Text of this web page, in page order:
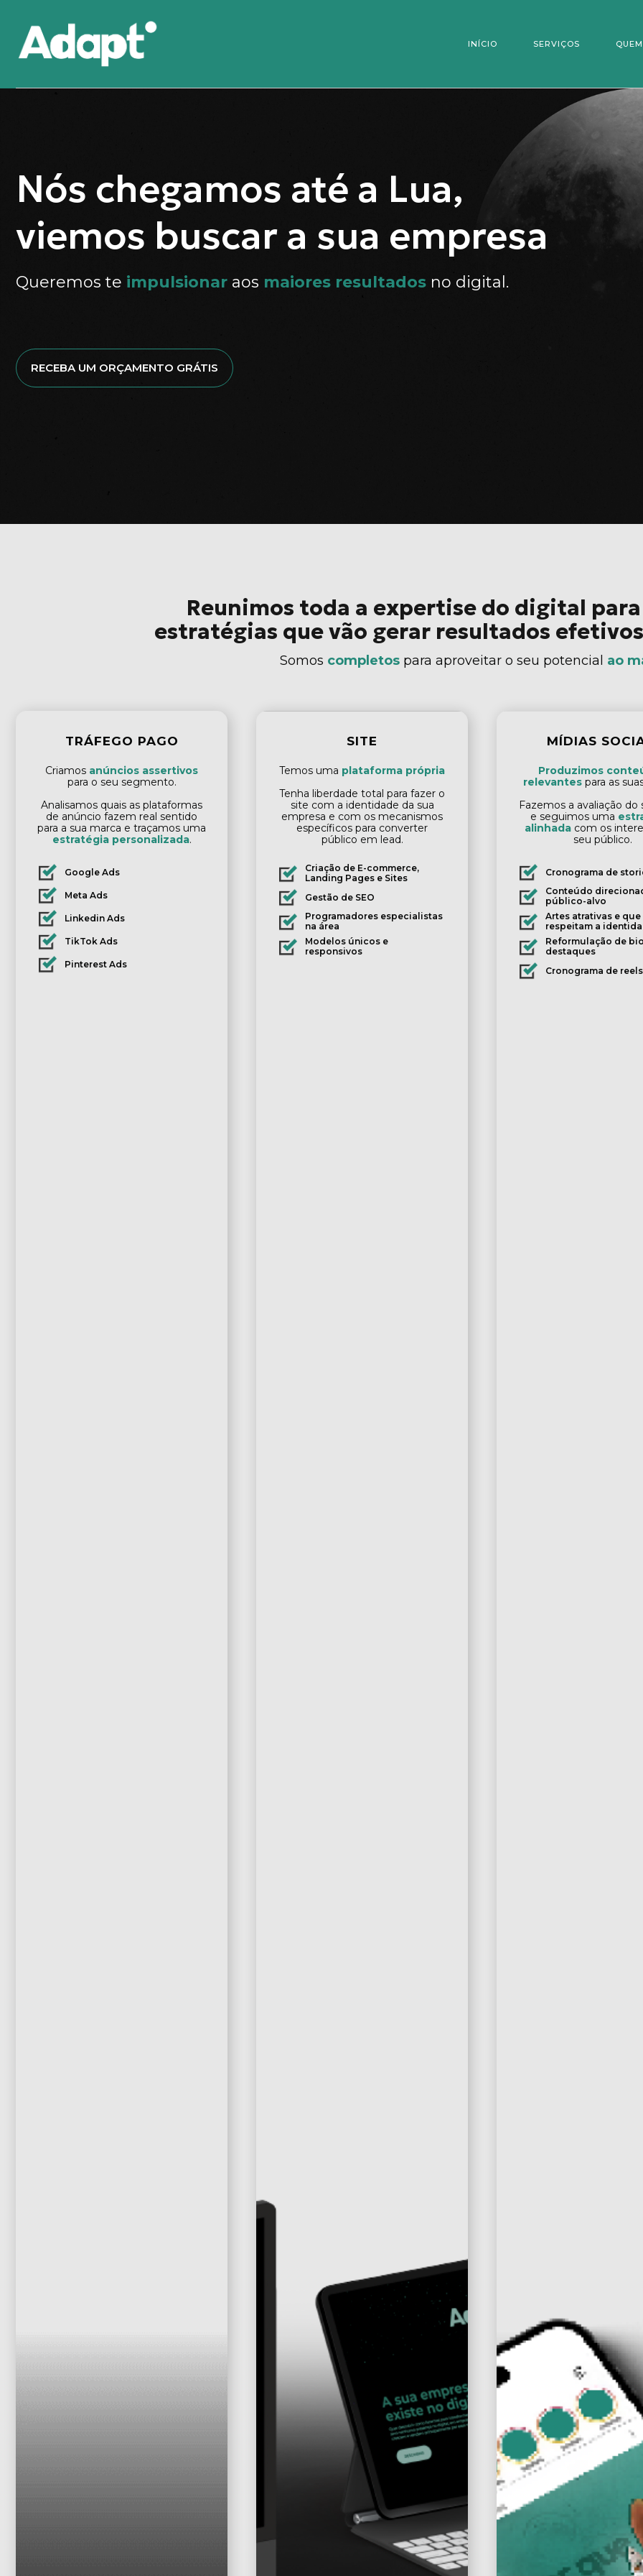
INÍCIO SERVIÇOS
Nós chegamos até a Lua,
viemos buscar a sua empresa
Queremos te impulsionar aos maiores resultados no digital.
RECEBA UM ORÇAMENTO GRÁTIS
Reunimos toda a expertise do digital
estratégias que vão gerar resultados
Somos completos para aproveitar o seu potencial ao
TRÁFEGO PAGO
Criamos anúncios assertivos
para o seu segmento.
Analisamos quais as plataformas
de anúncio fazem real sentido
para a sua marca e traçamos uma
estratégia personalizada.
Google Ads
Meta Ads
Linkedin Ads
TikTok Ads
Pinterest Ads
SITE
Temos uma plataforma própria
Tenha liberdade total para fazer o
site com a identidade da sua
empresa e com os mecanismos
específicos para converter
público em lead.
Criação de E-commerce,
Landing Pages e Sites
Gestão de SEO
Programadores especialistas
na área
Modelos únicos e
responsivos
MÍDIAS
Produzimos
relevantes para as
Fazemos a avaliação do
e seguimos uma
alinhadacom os
seu público.
Cronograma de
Conteúdo
público-alvo
Artes atrativas e que
respeitam a
Reformulação de
destaques
Cronograma de reels